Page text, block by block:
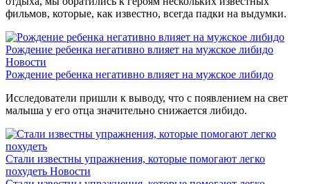
фильмов, которые, как известно, всегда падки на выдумки.
Рождение ребенка негативно влияет на мужское либидо
Новости
Рождение ребенка негативно влияет на мужское либидо
Исследователи пришли к выводу, что с появлением на свет
малыша у его отца значительно снижается либидо.
Стали известны упражнения, которые помогают легко
похудеть Новости